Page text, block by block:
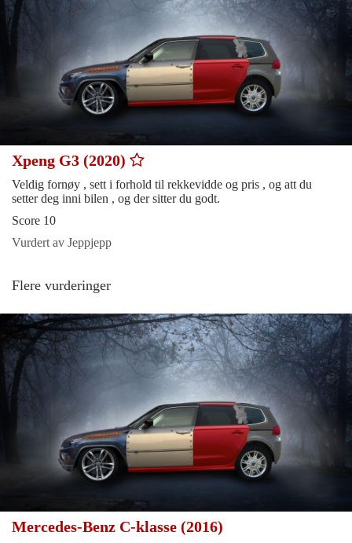
Xpeng G3 (2020)
Veldig fornøy , sett i forhold til rekkevidde og pris , og att du
setter deg inni bilen , og der sitter du godt.
Score 10
Vurdert av Jeppjepp
Flere vurderinger
Mercedes-Benz C-klasse (2016)